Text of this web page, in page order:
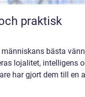
bästa
lojalitet, intelligens
har gjort dem till en